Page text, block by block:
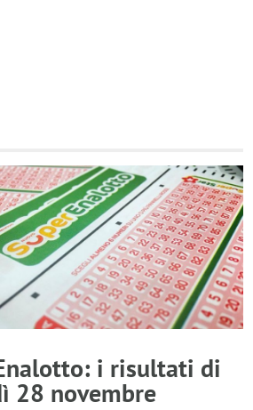
i risultati di
28 novembre